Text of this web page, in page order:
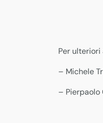
Per
– Michele
– Pierpaolo